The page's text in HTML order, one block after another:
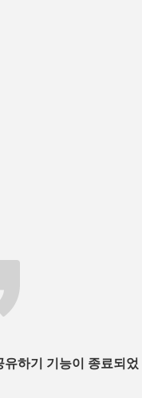
하기 기능이 종료되었